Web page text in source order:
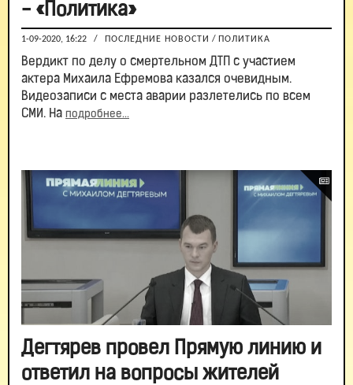
- «Политика»
1-09-2020, 16:22 / ПОСЛЕДНИЕ НОВОСТИ / ПОЛИТИКА
Вердикт по делу о смертельном ДТП с участием
актера Михаила Ефремова казался очевидным.
Видеозаписи с места аварии разлетелись по всем
СМИ. На подробнее...
Дегтярев провел Прямую линию и
ответил на вопросы жителей